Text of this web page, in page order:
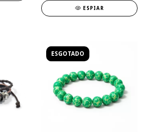
ESPIAR
ESGOTADO